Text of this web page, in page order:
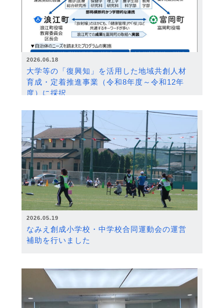
2026.06.18
大学等の「復興知」を活用した地域共創人材
育成・定着推進事業（令和8年度～令和12年
度）に採択
2026.05.19
なみえ創成小学校・中学校合同運動会の運営
補助を行いました